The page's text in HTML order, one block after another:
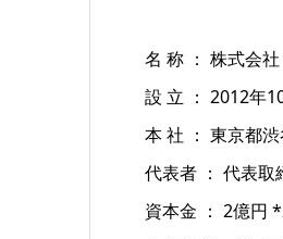
名 称 ： 株式会
設 立 ： 2012年
本 社 ： 東京都
代表者 ： 代表取
資本金 ： 2億円